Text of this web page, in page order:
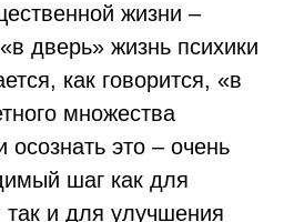
жизни –
дверь» жизнь психики
как говорится, «в
множества
это – очень
шаг как для
так и для улучшения